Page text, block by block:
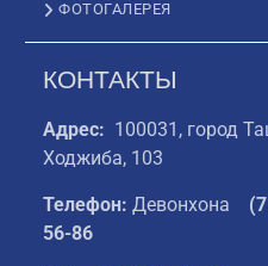
ФОТОГАЛЕРЕЯ
КОНТАКТЫ
Адрес: 100031, город
Ходжиба, 103
Телефон: Девонхона (
56-86